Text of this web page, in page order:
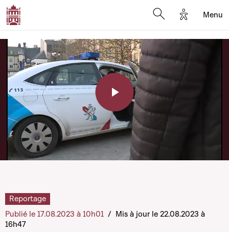
Options
Menu
Play
Video
Reportage
Publié le 17.08.2023 à 10h01 / Mis à jour le 22.08.2023 à
16h47